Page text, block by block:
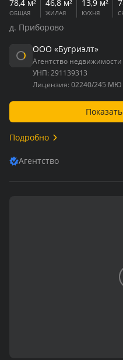
78,4 м²
ОБЩАЯ
46,8 м²
ЖИЛАЯ
13,9 м²
КУХНЯ
д. Приборово
ООО «Бугриэлт»
Агентство недвижимости
УНП: 291139313
Лицензия: 02240/245 МЮ
Подробно
Агентство